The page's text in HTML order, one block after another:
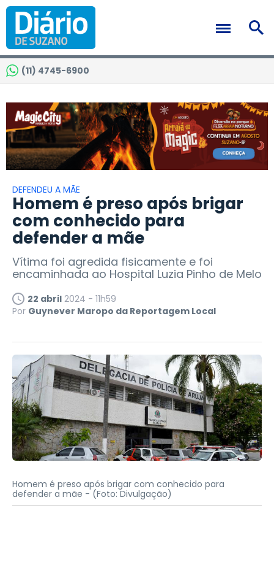
(11) 4745-6900
DEFENDEU A MÃE
Homem é preso após brigar
com conhecido para
defender a mãe
Vítima foi agredida fisicamente e foi
encaminhada ao Hospital Luzia Pinho de Melo
22 abril 2024 - 11h59
Por Guynever Maropo da Reportagem Local
Homem é preso após brigar com conhecido para
defender a mãe - (Foto: Divulgação)